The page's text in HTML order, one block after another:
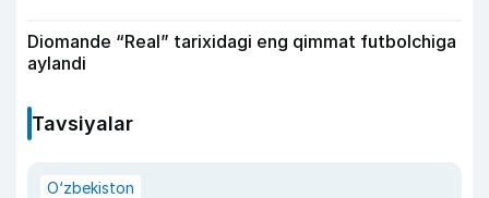
Diomande “Real” tarixidagi eng qimmat futbolchiga
aylandi
Tavsiyalar
O‘zbekiston